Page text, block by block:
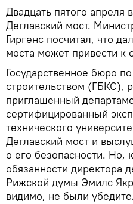
Двадцать пятого апреля
Деглавский мост.
Гиргенс посчитал, что
моста может привести
Государственное бюро
строительством (ГБКС),
приглашенный
сертифицированный
технического
Деглавский мост и
о его безопасности. Но,
обязанности директора
Рижской думы Эмилс
видимо, не были